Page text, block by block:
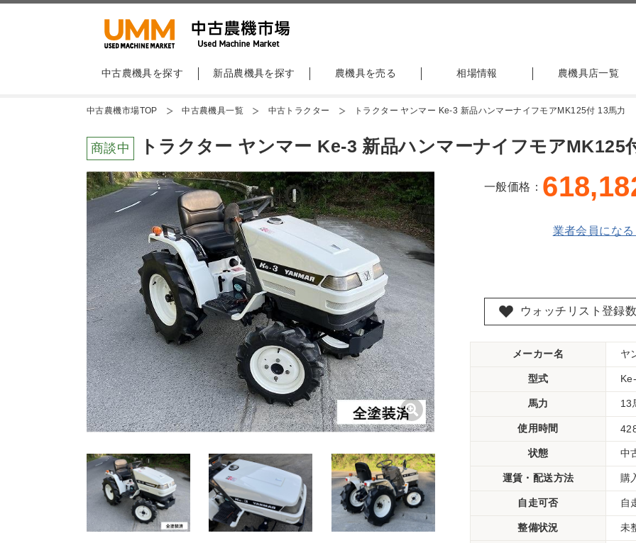
中古農機具を探す 新品農機具を探す 農機具を売る 相場情報 農機具店一覧
中古農機市場TOP 中古農機具一覧 中古トラクター トラクター ヤンマー Ke-3 新品ハンマーナイフモアMK125付 13馬力
商談中 トラクター ヤンマー Ke-3 新品ハンマーナイフモアMK125
一般価格：
業者会員にな
ウォッチリスト登録
メーカー名 ヤ
型式
馬力 13
使用時間
状態 中
運賃・配送方法 購
自走可否 自
整備状況 未